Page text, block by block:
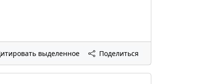
выделенное Поделиться